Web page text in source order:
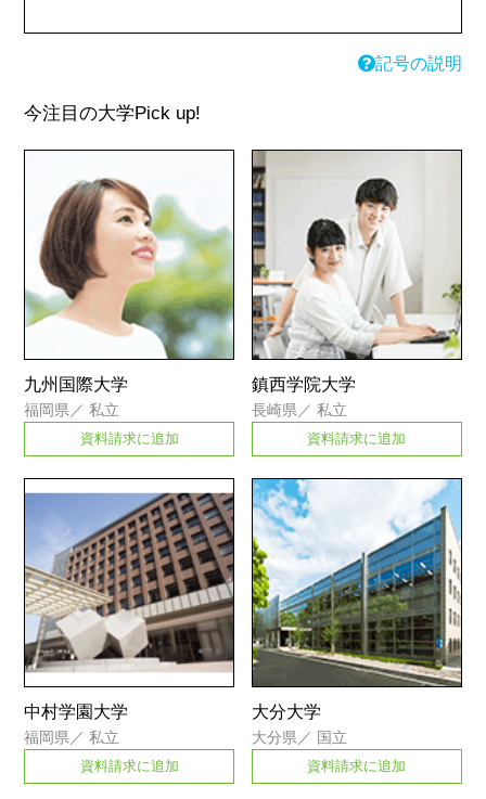
記号の説明
今注目の大学Pick up!
九州国際大学
福岡県 ／私立
資料請求に追加
鎮西学院大学
長崎県 ／私立
資料請求に追加
中村学園大学
福岡県 ／私立
資料請求に追加
大分大学
大分県 ／ 国立
資料請求に追加